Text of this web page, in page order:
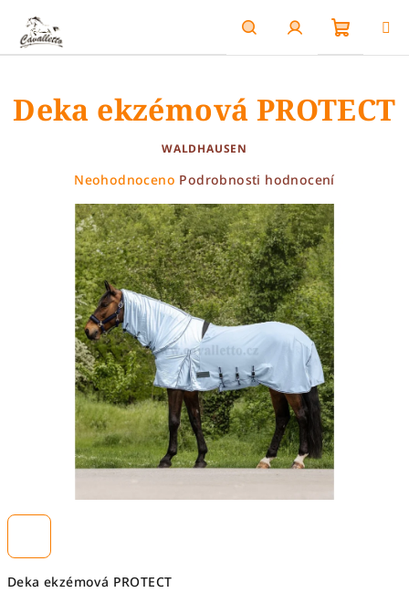
obsah
HledatPřihlášení
košík
Deka ekzémová PROTECT
Deka ekzémová PROTECT
WALDHAUSEN
Průměrné
produktu
je
0,0
z
5
hvězdiček.
Neohodnoceno Podrobnosti hodnocení